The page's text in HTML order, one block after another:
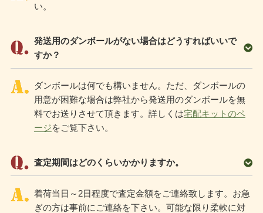
い。
発送用のダンボールがない場合はどうすればいいで
すか？
ダンボールは何でも構いません。ただ、ダンボールの
用意が困難な場合は弊社から発送用のダンボールを無
料でお送りさせて頂きます。詳しくは宅配キットのペ
ージをご覧下さい。
査定期間はどのくらいかかりますか。
着荷当日～2日程度で査定金額をご連絡致します。お急
ぎの方は事前にご連絡を下さい。可能な限り柔軟に対